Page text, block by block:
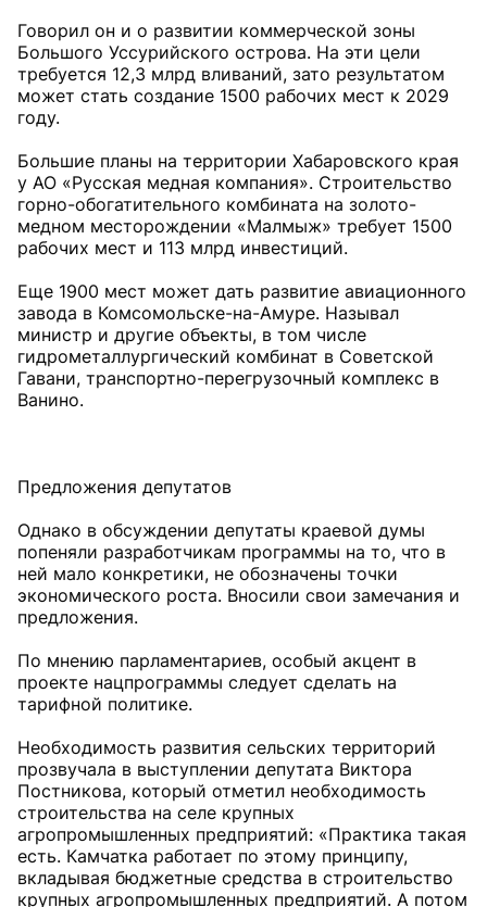
Говорил он и о развитии коммерческой зоны
Большого Уссурийского острова. На эти цели
требуется 12,3 млрд вливаний, зато результатом
может стать создание 1500 рабочих мест к 2029
году.
Большие планы на территории Хабаровского края
у АО «Русская медная компания». Строительство
горно-обогатительного комбината на золото-
медном месторождении «Малмыж» требует 1500
рабочих мест и 113 млрд инвестиций.
Еще 1900 мест может дать развитие авиационного
завода в Комсомольске-на-Амуре. Называл
министр и другие объекты, в том числе
гидрометаллургический комбинат в Советской
Гавани, транспортно-перегрузочный комплекс в
Ванино.
Предложения депутатов
Однако в обсуждении депутаты краевой думы
попеняли разработчикам программы на то, что в
ней мало конкретики, не обозначены точки
экономического роста. Вносили свои замечания и
предложения.
По мнению парламентариев, особый акцент в
проекте нацпрограммы следует сделать на
тарифной политике.
Необходимость развития сельских территорий
прозвучала в выступлении депутата Виктора
Постникова, который отметил необходимость
строительства на селе крупных
агропромышленных предприятий: «Практика такая
есть. Камчатка работает по этому принципу,
вкладывая бюджетные средства в строительство
крупных агропромышленных предприятий. А потом